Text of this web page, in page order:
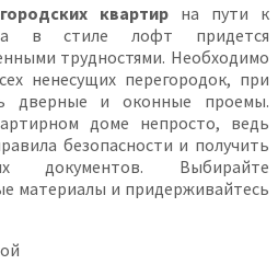
квартир на пути к
в стиле лофт придется
трудностями. Необходимо
ненесущих перегородок, при
дверные и оконные проемы.
доме непросто, ведь
безопасности и получить
документов. Выбирайте
материалы и придерживайтесь